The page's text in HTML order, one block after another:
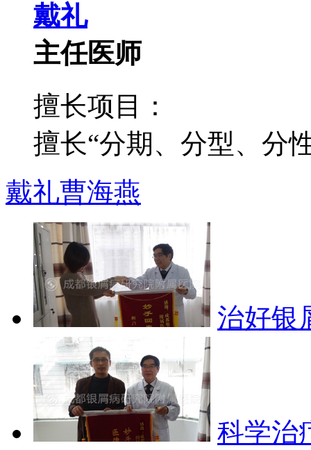
戴礼
主任医师
擅长项目：
擅长“分期、分型、分
戴礼曹海燕
治好银
科学治